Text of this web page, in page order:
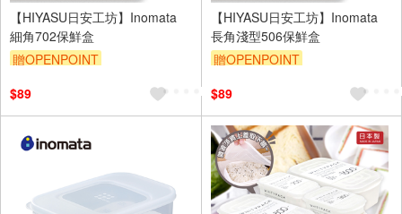
【HIYASU日安工坊】Inomata
細角702保鮮盒
贈OPENPOINT
$89
【HIYASU日安工坊】Inomata
長角淺型506保鮮盒
贈OPENPOINT
$89